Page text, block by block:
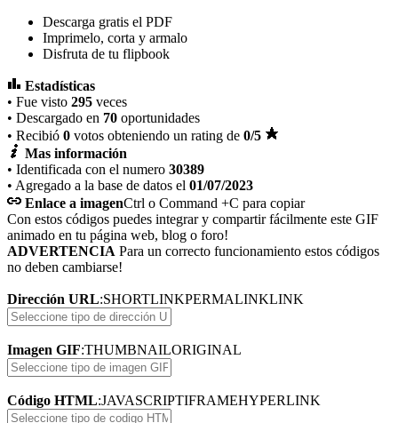
Descarga gratis el PDF
Imprimelo, corta y armalo
Disfruta de tu flipbook
Estadísticas
• Fue visto 295 veces
• Descargado en 70 oportunidades
• Recibió 0 votos obteniendo un rating de 0/5
Mas información
• Identificada con el numero 30389
• Agregado a la base de datos el 01/07/2023
Enlace a imagenCtrl o Command +C para copiar
Con estos códigos puedes integrar y compartir fácilmente este GIF
animado en tu página web, blog o foro!
ADVERTENCIA Para un correcto funcionamiento estos códigos
no deben cambiarse!
Dirección URL:SHORTLINKPERMALINKLINK
Imagen GIF:THUMBNAILORIGINAL
Código HTML:JAVASCRIPTIFRAMEHYPERLINK